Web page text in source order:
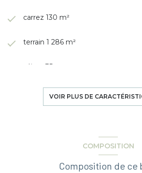
carrez 130 m²
terrain 1 286 m²
séjour 35 m²
cuisine séparée
VOIR PLUS DE
COMPOSITION
Composition de ce